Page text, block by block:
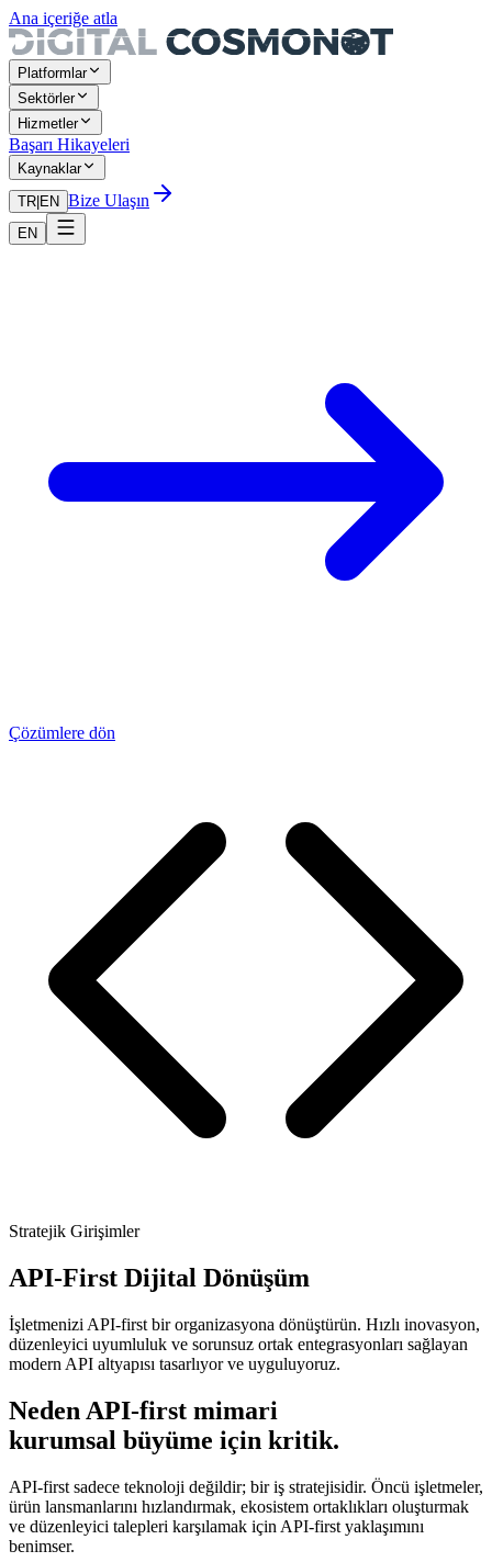
Ana içeriğe atla
Platformlar
Sektörler
Hizmetler
Başarı Hikayeleri
Kaynaklar
TR EN Bize Ulaşın
EN
Çözümlere dön
Stratejik Girişimler
API-First Dijital Dönüşüm
İşletmenizi API-first bir organizasyona dönüştürün. Hızlı inovasyon,
düzenleyici uyumluluk ve sorunsuz ortak entegrasyonları sağlayan
modern API altyapısı tasarlıyor ve uyguluyoruz.
Neden API-first mimari
kurumsal büyüme için kritik.
API-first sadece teknoloji değildir; bir iş stratejisidir. Öncü işletmeler,
ürün lansmanlarını hızlandırmak, ekosistem ortaklıkları oluşturmak
ve düzenleyici talepleri karşılamak için API-first yaklaşımını
benimser.